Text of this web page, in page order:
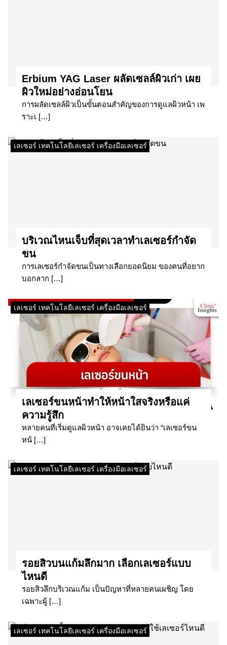
Erbium YAG Laser ผลัดเซลล์ผิวเก่า เผย
ผิวใหม่อย่างอ่อนโยน​
การผลัดเซลล์ผิวเป็นขั้นตอนสำคัญของการดูแลผิวหน้า เพ
ราะเ […]
เลเซอร์ เทคโนโลยีเลเซอร์ เครื่องมือเลเซอร์
บริเวณไหนเจ็บที่สุดเวลาทำเลเซอร์กำจัด
ขน
การเลเซอร์กำจัดขนเป็นทางเลือกยอดนิยม ของคนที่อยาก
บอกลาก […]
เลเซอร์ เทคโนโลยีเลเซอร์ เครื่องมือเลเซอร์
เลเซอร์ขนหน้าทำให้หน้าใสจริงหรือแค่
ความรู้สึก
หลายคนที่เริ่มดูแลผิวหน้า อาจเคยได้ยินว่า “เลเซอร์ขน
หน้ […]
เลเซอร์ เทคโนโลยีเลเซอร์ เครื่องมือเลเซอร์
รอยสิวบนแก้มลึกมาก เลือกเลเซอร์แบบ
ไหนดี
รอยสิวลึกบริเวณแก้ม เป็นปัญหาที่หลายคนเผชิญ โดย
เฉพาะผู้ […]
เลเซอร์ เทคโนโลยีเลเซอร์ เครื่องมือเลเซอร์